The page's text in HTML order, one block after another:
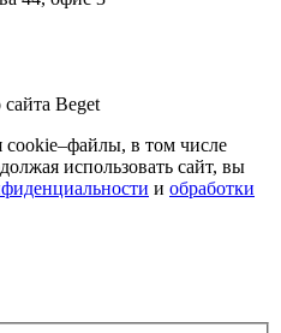
Beget
cookie–файлы, в том числе
использовать сайт, вы
и обработки